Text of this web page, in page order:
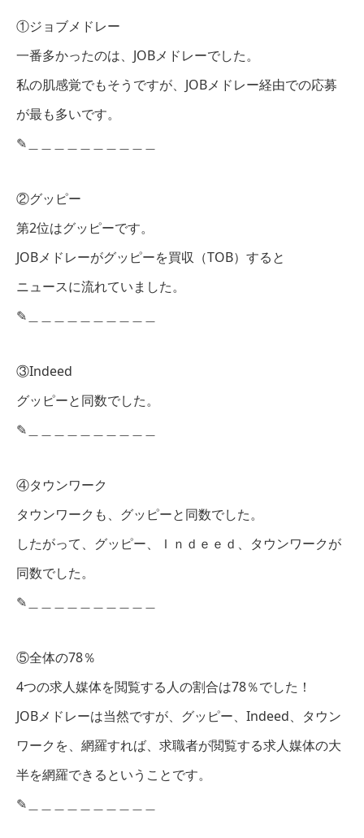
①ジョブメドレー
一番多かったのは、JOBメドレーでした。
私の肌感覚でもそうですが、JOBメドレー経由での応募
が最も多いです。
✎︎＿＿＿＿＿＿＿＿＿＿
②グッピー
第2位はグッピーです。
JOBメドレーがグッピーを買収（TOB）すると
ニュースに流れていました。
✎︎＿＿＿＿＿＿＿＿＿＿
③Indeed
グッピーと同数でした。
✎︎＿＿＿＿＿＿＿＿＿＿
④タウンワーク
タウンワークも、グッピーと同数でした。
したがって、グッピー、Ｉｎｄｅｅｄ、タウンワークが
同数でした。
✎︎＿＿＿＿＿＿＿＿＿＿
⑤全体の78％
4つの求人媒体を閲覧する人の割合は78％でした！
JOBメドレーは当然ですが、グッピー、Indeed、タウン
ワークを、網羅すれば、求職者が閲覧する求人媒体の大
半を網羅できるということです。
✎︎＿＿＿＿＿＿＿＿＿＿